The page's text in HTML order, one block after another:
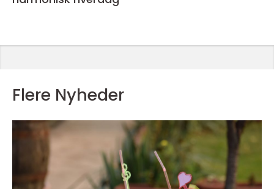
Flere Nyheder